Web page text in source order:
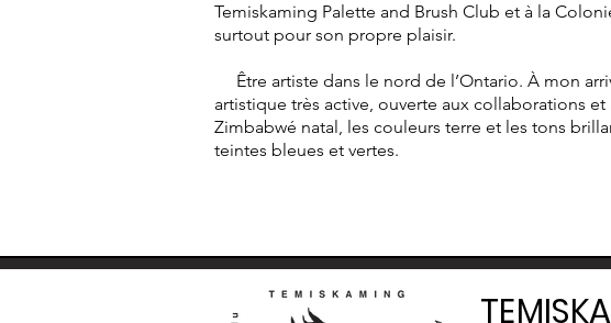
Temiskaming Palette and Brush Club et à la
surtout pour son propre plaisir.
Être artiste dans le nord de l’Ontario. À mon
artistique très active, ouverte aux collaborations
Zimbabwé natal, les couleurs terre et les tons
teintes bleues et vertes.